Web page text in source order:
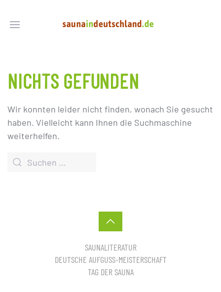
NICHTS GEFUNDEN
Wir konnten leider nicht finden, wonach Sie gesucht
haben. Vielleicht kann Ihnen die Suchmaschine
weiterhelfen.
SAUNALITERATUR
DEUTSCHE AUFGUSS-MEISTERSCHAFT
TAG DER SAUNA